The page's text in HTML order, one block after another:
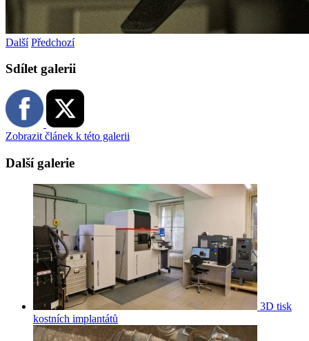
Další Předchozí
Sdílet galerii
Zobrazit článek k této galerii
Další galerie
3D tisk
kostních implantátů